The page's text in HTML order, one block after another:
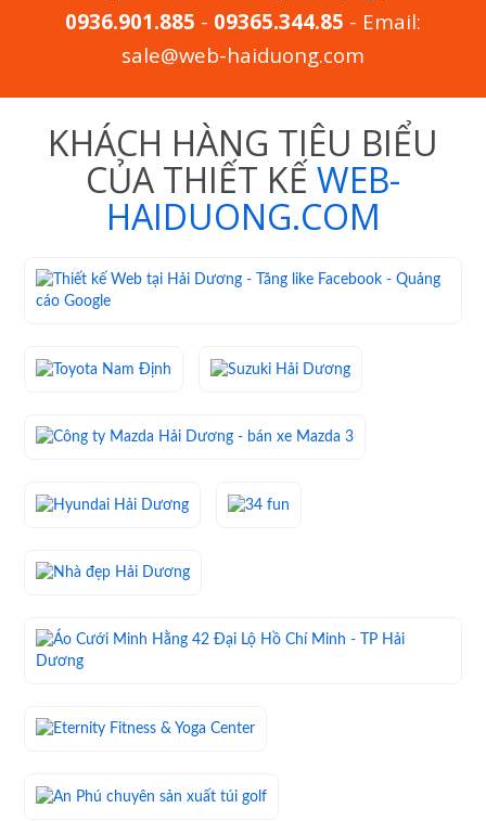
0936.901.885 - 09365.344.85 - Email:
sale@web-haiduong.com
KHÁCH HÀNG TIÊU BIỂU
CỦA THIẾT KẾ WEB-
HAIDUONG.COM